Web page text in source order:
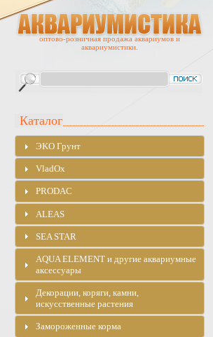
оптово-розничная продажа аквариумов и
аквариумистики.
Каталог
ЭKO Грунт
VladOx
PRODAC
ALEAS
SEA STAR
AQUA ELEMENT и другие аквариумные
аксессуары
Декорации, коряги, камни,
искусственные растения
Замороженные корма